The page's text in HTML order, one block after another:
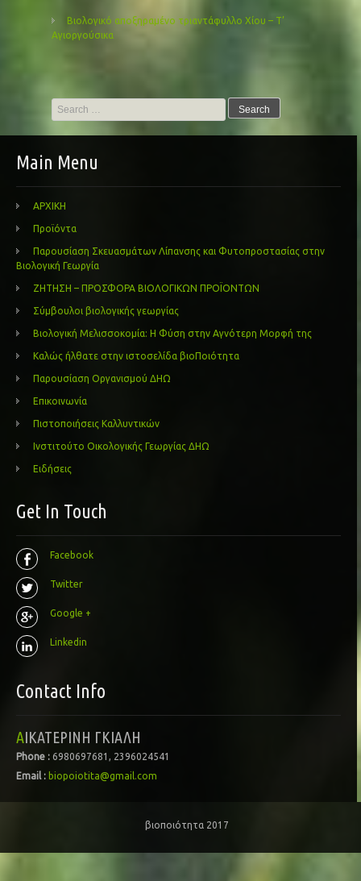
Βιολογικό αποξηραμένο τριαντάφυλλο Χίου – Τ’
Αγιοργούσικα
Search
for:
Main Menu
ΑΡΧΙΚΗ
Προϊόντα
Παρουσίαση Σκευασμάτων Λίπανσης και Φυτοπροστασίας στην
Βιολογική Γεωργία
ΖΗΤΗΣΗ – ΠΡΟΣΦΟΡΑ ΒΙΟΛΟΓΙΚΩΝ ΠΡΟΪΟΝΤΩΝ
Σύμβουλοι βιολογικής γεωργίας
Βιολογική Μελισσοκομία: Η Φύση στην Αγνότερη Μορφή της
Καλώς ήλθατε στην ιστοσελίδα βιοΠοιότητα
Παρουσίαση Οργανισμού ΔΗΩ
Επικοινωνία
Πιστοποιήσεις Καλλυντικών
Ινστιτούτο Οικολογικής Γεωργίας ΔΗΩ
Ειδήσεις
Get In Touch
Facebook
Twitter
Google +
Linkedin
Contact Info
ΑΙΚΑΤΕΡΙΝΗ ΓΚΙΑΛΗ
Phone : 6980697681, 2396024541
Email : biopoiotita@gmail.com
βιοποιότητα 2017